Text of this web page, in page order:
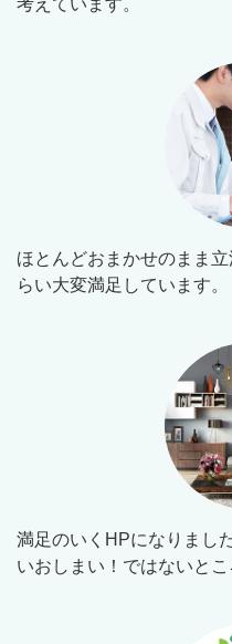
考えています。
ほとんどおまかせのまま
らい大変満足しています。
満足のいくHPになりまし
いおしまい！ではないとこ